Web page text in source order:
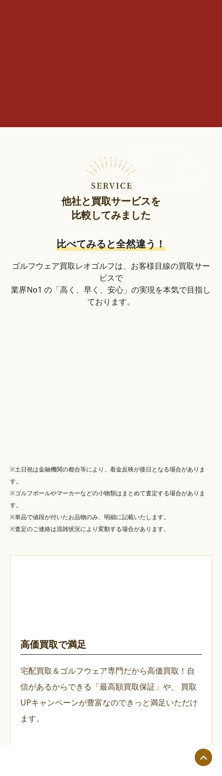
他社と買取サービスを
比較してみました
比べてみると全然違う！
ゴルフウェア買取レオゴルフは、お客様目線の買取サー
ビスで
業界No1 の「高く、早く、安心」の実現を本気で目指し
ております。
※土日祝は金融機関の都合等により、着金反映が後日となる場合がありま
す。
※ゴルフボールやマーカーなどの小物類はまとめて査定する場合がありま
す。
※単品で値段が付いたお品物のみ、明細に記載いたします。
※査定のご連絡は混雑状況により変動する場合があります。
高価買取で満足
宅配買取＆ゴルフウェア専門だから高価買取！自
信があるからできる「最高額買取保証」や、
買取
UPキャンペーンが豊富なのできっと満足いただけ
ます。